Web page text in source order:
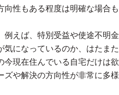
向性もある程度は明確な場合も
例えば、特別受益や使途不明金
気になっているのか、はたまた
今現在住んでいる自宅だけは欲
ズや解決の方向性が非常に多様